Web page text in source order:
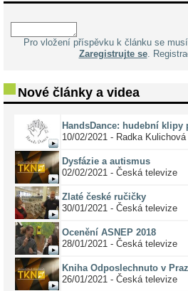
Pro vložení příspěvku k článku se
Zaregistrujte se.
Nové články a videa
HandsDance: hudební klipy
10/02/2021 - Radka Kulichová
Dysfázie a autismus
02/02/2021 - Česká televize
Zlaté české ručičky
30/01/2021 - Česká televize
Ocenění ASNEP 2018
28/01/2021 - Česká televize
Kniha Odposlechnuto v
26/01/2021 - Česká televize